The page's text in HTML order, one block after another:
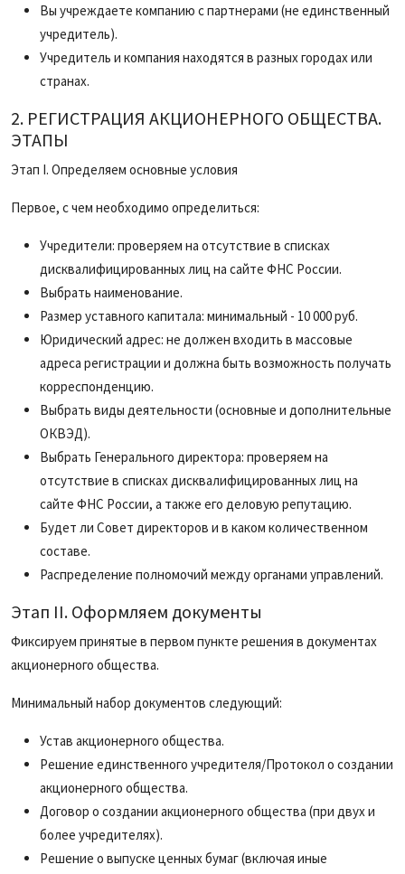
Вы учреждаете компанию с партнерами (не единственный
учредитель).
Учредитель и компания находятся в разных городах или
странах.
2. РЕГИСТРАЦИЯ АКЦИОНЕРНОГО ОБЩЕСТВА.
ЭТАПЫ
Этап I. Определяем основные условия
Первое, с чем необходимо определиться:
Учредители: проверяем на отсутствие в списках
дисквалифицированных лиц на сайте ФНС России.
Выбрать наименование.
Размер уставного капитала: минимальный - 10 000 руб.
Юридический адрес: не должен входить в массовые
адреса регистрации и должна быть возможность получать
корреспонденцию.
Выбрать виды деятельности (основные и дополнительные
ОКВЭД).
Выбрать Генерального директора: проверяем на
отсутствие в списках дисквалифицированных лиц на
сайте ФНС России, а также его деловую репутацию.
Будет ли Совет директоров и в каком количественном
составе.
Распределение полномочий между органами управлений.
Этап II. Оформляем документы
Фиксируем принятые в первом пункте решения в документах
акционерного общества.
Минимальный набор документов следующий:
Устав акционерного общества.
Решение единственного учредителя/Протокол о создании
акционерного общества.
Договор о создании акционерного общества (при двух и
более учредителях).
Решение о выпуске ценных бумаг (включая иные